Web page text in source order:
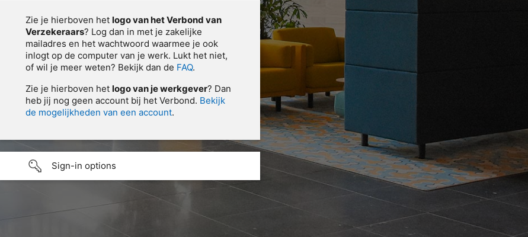
Zie je hierboven het logo van het Verbond van
Verzekeraars? Log dan in met je zakelijke
mailadres en het wachtwoord waarmee je ook
inlogt op de computer van je werk. Lukt het niet,
of wil je meer weten? Bekijk dan de FAQ.
Zie je hierboven het logo van je werkgever? Dan
heb jij nog geen account bij het Verbond. Bekijk
de mogelijkheden van een account.
Sign-in options